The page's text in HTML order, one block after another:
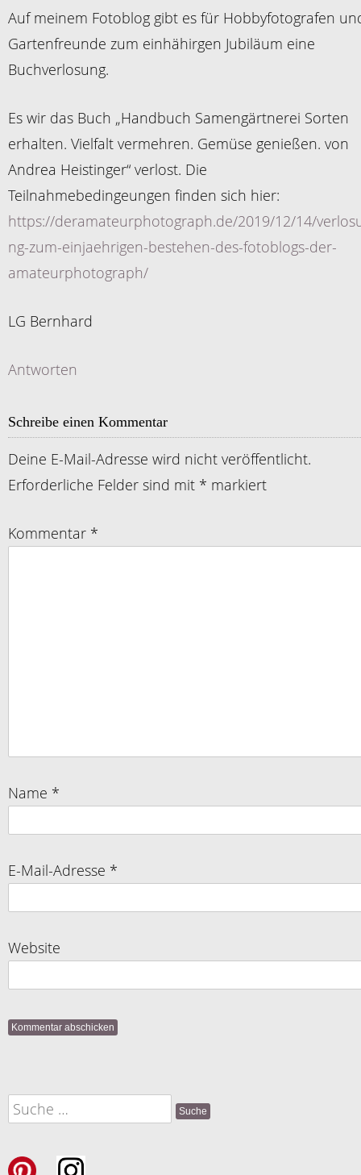
Auf meinem Fotoblog gibt es für Hobbyfotografen
Gartenfreunde zum einhähirgen Jubiläum eine
Buchverlosung.
Es wir das Buch „Handbuch Samengärtnerei Sorten
erhalten. Vielfalt vermehren. Gemüse genießen. von
Andrea Heistinger“ verlost. Die
Teilnahmebedingeungen finden sich hier:
https://deramateurphotograph.de/2019/12/14/
ng-zum-einjaehrigen-bestehen-des-fotoblogs-der-
amateurphotograph/
LG Bernhard
Antworten
Schreibe einen Kommentar
Deine E-Mail-Adresse wird nicht veröffentlicht.
Erforderliche Felder sind mit * markiert
Kommentar *
Name *
E-Mail-Adresse *
Website
Suche
nach: